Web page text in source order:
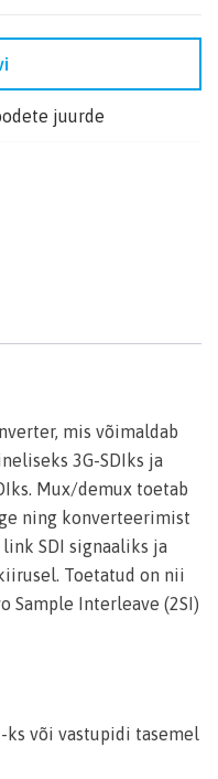
juurde
mis võimaldab
3G-SDIks ja
Mux/demux toetab
ning konverteerimist
SDI signaaliks ja
Toetatud on nii
Sample Interleave (2SI)
ks või vastupidi tasemel